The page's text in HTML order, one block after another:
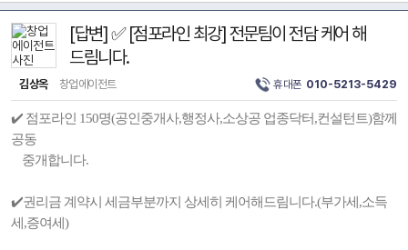
[답변] ✅ [점포라인 최강] 전문팀이 전담 케어 해
드림니다.
김상옥 창업에이전트 휴대폰 010-5213-5429
✔️ 점포라인 150명(공인중개사,행정사,소상공 업종닥터,컨설턴트)함께
공동
중개합니다.
✔️권리금 계약시 세금부분까지 상세히 케어해드림니다.(부가세,소득
세,증여세)